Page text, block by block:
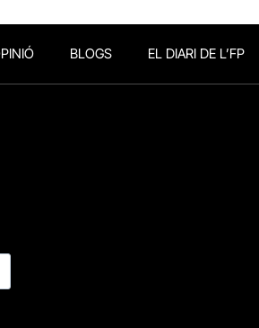
BLOGS EL DIARI DE L’FP